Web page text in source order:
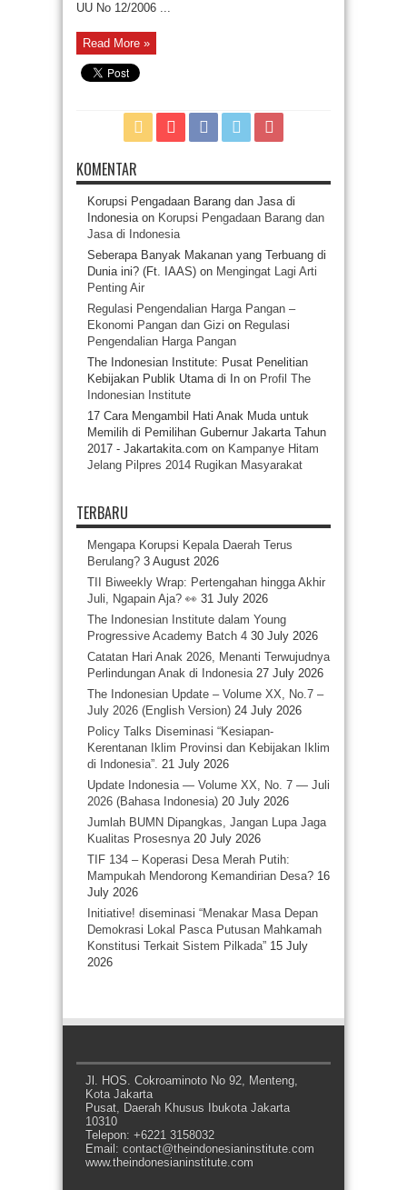
UU No 12/2006 ...
Read More »
KOMENTAR
Korupsi Pengadaan Barang dan Jasa di
Indonesiaon Korupsi Pengadaan Barang dan
Jasa di Indonesia
Seberapa Banyak Makanan yang Terbuang di
Dunia ini? (Ft. IAAS) on Mengingat Lagi Arti
Penting Air
Regulasi Pengendalian Harga Pangan –
Ekonomi Pangan dan Gizi on Regulasi
Pengendalian Harga Pangan
The Indonesian Institute: Pusat Penelitian
Kebijakan Publik Utama di In on Profil The
Indonesian Institute
17 Cara Mengambil Hati Anak Muda untuk
Memilih di Pemilihan Gubernur Jakarta Tahun
2017 - Jakartakita.com on Kampanye Hitam
Jelang Pilpres 2014 Rugikan Masyarakat
TERBARU
Mengapa Korupsi Kepala Daerah Terus
Berulang? 3 August 2026
TII Biweekly Wrap: Pertengahan hingga Akhir
Juli, Ngapain Aja? 👀 31 July 2026
The Indonesian Institute dalam Young
Progressive Academy Batch 4 30 July 2026
Catatan Hari Anak 2026, Menanti Terwujudnya
Perlindungan Anak di Indonesia 27 July 2026
The Indonesian Update – Volume XX, No.7 –
July 2026 (English Version) 24 July 2026
Policy Talks Diseminasi “Kesiapan-
Kerentanan Iklim Provinsi dan Kebijakan Iklim
di Indonesia”. 21 July 2026
Update Indonesia — Volume XX, No. 7 — Juli
2026 (Bahasa Indonesia) 20 July 2026
Jumlah BUMN Dipangkas, Jangan Lupa Jaga
Kualitas Prosesnya 20 July 2026
TIF 134 – Koperasi Desa Merah Putih:
Mampukah Mendorong Kemandirian Desa? 16
July 2026
Initiative! diseminasi “Menakar Masa Depan
Demokrasi Lokal Pasca Putusan Mahkamah
Konstitusi Terkait Sistem Pilkada” 15 July
2026
Jl. HOS. Cokroaminoto No 92, Menteng,
Kota Jakarta
Pusat, Daerah Khusus Ibukota Jakarta
10310
Telepon: +6221 3158032
Email: contact@theindonesianinstitute.com
www.theindonesianinstitute.com